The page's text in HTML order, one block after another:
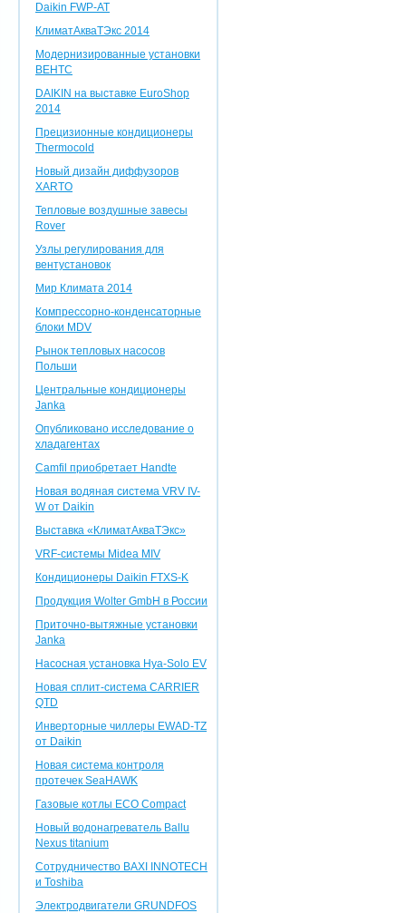
Daikin FWP-AT
КлиматАкваТЭкс 2014
Модернизированные установки
ВЕНТС
DAIKIN на выставке EuroShop
2014
Прецизионные кондиционеры
Thermocold
Новый дизайн диффузоров
XARTO
Тепловые воздушные завесы
Rover
Узлы регулирования для
вентустановок
Мир Климата 2014
Компрессорно-конденсаторные
блоки MDV
Рынок тепловых насосов
Польши
Центральные кондиционеры
Janka
Опубликовано исследование о
хладагентах
Camfil приобретает Handte
Новая водяная система VRV IV-
W от Daikin
Выставка «КлиматАкваТЭкс»
VRF-системы Midea MIV
Кондиционеры Daikin FTXS-K
Продукция Wolter GmbH в России
Приточно-вытяжные установки
Janka
Насосная установка Hya-Solo EV
Новая сплит-система CARRIER
QTD
Инверторные чиллеры EWAD-TZ
от Daikin
Новая система контроля
протечек SeaHAWK
Газовые котлы ECO Compact
Новый водонагреватель Ballu
Nexus titanium
Сотрудничество BAXI INNOTEСH
и Toshiba
Электродвигатели GRUNDFOS